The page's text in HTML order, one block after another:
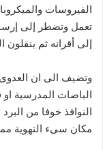
الفيروسات
تعمل وتضطر إلى
إلى أقرانه ثم
وتضيف الى ان
الباصات المدرسية
النوافذ خوفا من
مكان سىء التهوية